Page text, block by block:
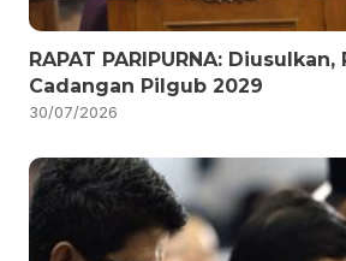
RAPAT PARIPURNA:
Cadangan Pilgub 2029
30/07/2026